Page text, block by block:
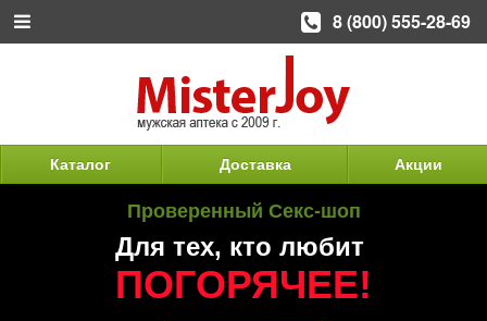
Каталог Доставка Акции
Проверенный Секс-шоп
Для тех, кто любит
ПОГОРЯЧЕЕ!
8 (800) 555-28-69